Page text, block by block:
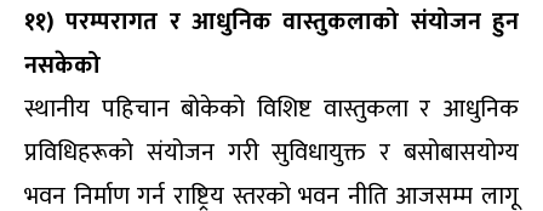
११) परम्परागत र आधुनिक वास्तुकलाको संयोजन हुन
नसकेको
स्थानीय पहिचान बोकेको विशिष्ट वास्तुकला र आधुनिक
प्रविधिहरूको संयोजन गरी सुविधायुक्त र बसोबासयोग्य
भवन निर्माण गर्न राष्ट्रिय स्तरको भवन नीति आजसम्म लागू